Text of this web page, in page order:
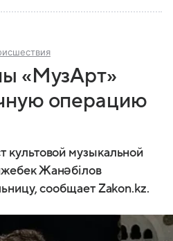
«МузАрт»
операцию
культовой музыкальной
Жанәбілов
сообщает Zakon.kz.